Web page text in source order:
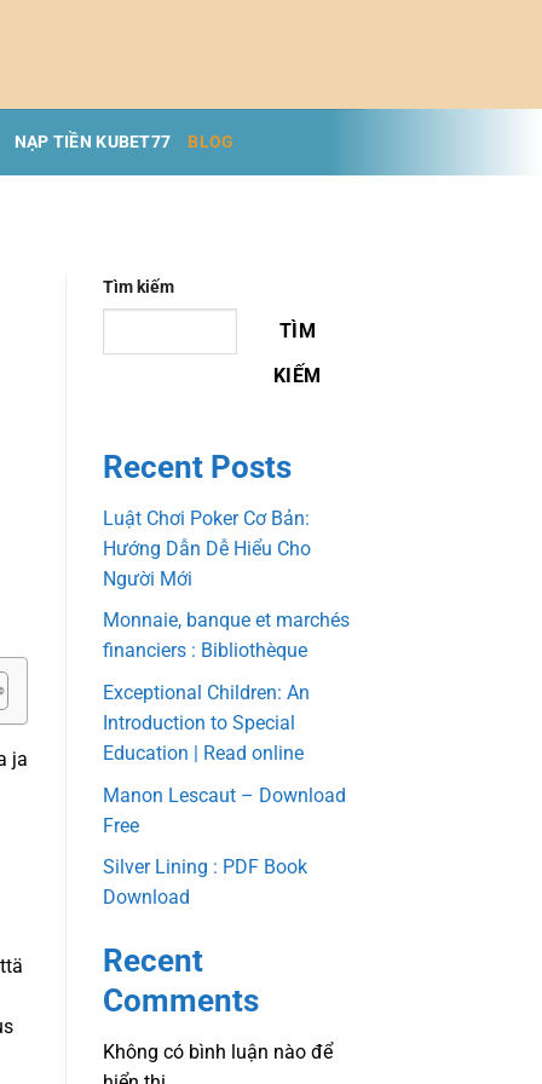
NẠP TIỀN KUBET77 BLOG
ja
Tìm kiếm
TÌM
KIẾM
Recent Posts
Luật Chơi Poker Cơ Bản:
Hướng Dẫn Dễ Hiểu Cho
Người Mới
Monnaie, banque et marchés
financiers : Bibliothèque
Exceptional Children: An
Introduction to Special
Education | Read online
Manon Lescaut – Download
Free
Silver Lining : PDF Book
Download
Recent
Comments
Không có bình luận nào để